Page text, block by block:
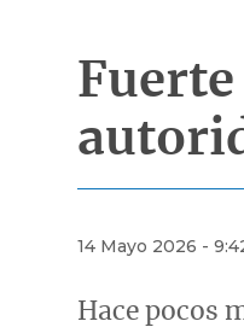
14 Mayo 2026 -
Hace pocos